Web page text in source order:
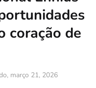
coração de
março 21, 2026